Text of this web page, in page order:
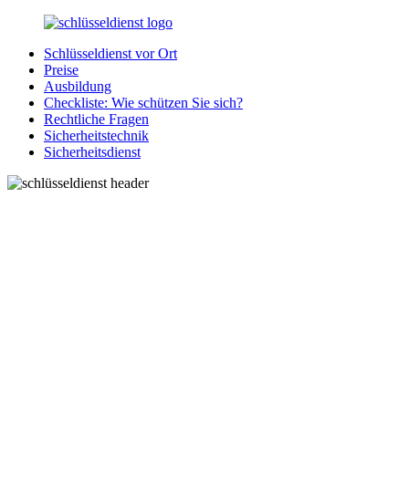
Zurück
Inhalt
SchluesseldienstDirekt.de
Ihre
Notlage
wird
gelöst!
Schlüsseldienst vor Ort
Preise
Ausbildung
Checkliste: Wie schützen Sie sich?
Rechtliche Fragen
Sicherheitstechnik
Sicherheitsdienst